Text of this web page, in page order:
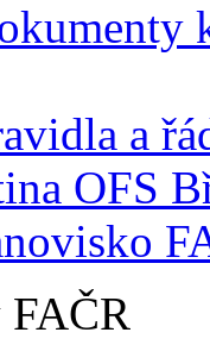
a
OFS
FAČR